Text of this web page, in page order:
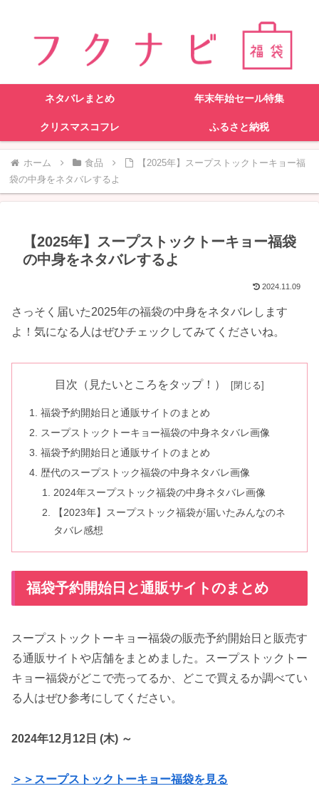
ネタバレまとめ 年末年始セール特集
クリスマスコフレ ふるさと納税
ホーム 食品
【2025年】スープストックトーキョー福
袋の中身をネタバレするよ
【2025年】スープストックトーキョー福袋
の中身をネタバレするよ
2024.11.09
さっそく届いた2025年の福袋の中身をネタバレします
よ！気になる人はぜひチェックしてみてくださいね。
目次（見たいところをタップ！）
福袋予約開始日と通販サイトのまとめ
スープストックトーキョー福袋の中身ネタバレ画像
福袋予約開始日と通販サイトのまとめ
歴代のスープストック福袋の中身ネタバレ画像
2024年スープストック福袋の中身ネタバレ画像
【2023年】スープストック福袋が届いたみんなのネ
タバレ感想
福袋予約開始日と通販サイトのまとめ
スープストックトーキョー福袋の販売予約開始日と販売す
る通販サイトや店舗をまとめました。スープストックトー
キョー福袋がどこで売ってるか、どこで買えるか調べてい
る人はぜひ参考にしてください。
2024年12月12日 (木) ～
＞＞スープストックトーキョー福袋を見る